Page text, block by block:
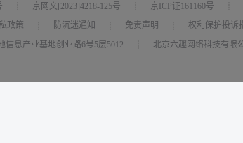
京网文[2023]4218-125号 京ICP证161160号
政策 防沉迷通知 免责声明 权利保护投诉
信息产业基地创业路6号5层5012 北京六趣网络科技有限